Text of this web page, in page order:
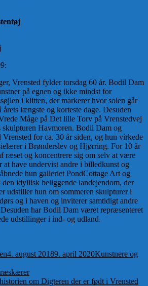
Vrensted fylder torsdag 60 år. Bodil Dam
på egnen og ikke mindst for
i klitten, der markerer hvor solen går
årets længste og korteste dage. Desuden
Måge på Det lille Torv på Vrenstedvej
Havmoren. Bodil Dam og
for ca. 30 år siden, og hun virkede
i Brønderslev og Hjørring. For 10 år
ræset og koncentrere sig om selv at være
at have undervist andre i billedkunst og
hun galleriet PondCottage Art og
idyllisk beliggende landejendom, der
udstiller hun om sommeren skulpturer i
og i haven og inviterer samtidigt andre
har Bodil Dam været repræsenteret
udstillinger i ind- og udland.
4. august 20189. april 2020Kunstnere og
om Digteren der er født i Vrensted